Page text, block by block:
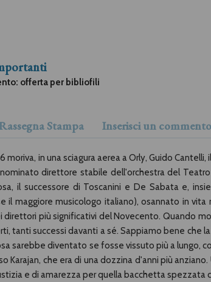
offerta per bibliofili
Stampa Inserisci un commento
moriva, in una sciagura aerea a Orly, Guido
direttore stabile dell'orchestra del
il successore di Toscanini e De Sabata e,
il maggiore musicologo italiano), osannato in
direttori più significativi del Novecento. Quando
tanti successi davanti a sé. Sappiamo bene che
sarebbe diventato se fosse vissuto più a lungo,
Karajan, che era di una dozzina d'anni più
e di amarezza per quella bacchetta spezzata